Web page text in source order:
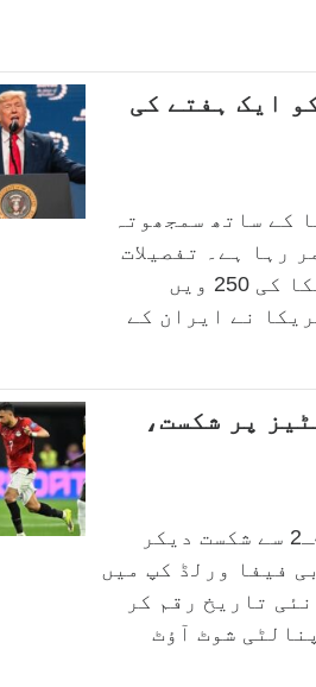
ایک ہفتے کی
کے ساتھ سمجھوتہ
رہا ہے۔ تفصیلات
کے مطابق ٹرمپ نے جنوبی ڈکوٹا ریاست میں امریکا کی 250 ویں
نے ایران کے
پر شکست،
سنسنی خیز مقابلے کے بعد پنالٹی شوٹ آؤٹ میں4ـ2 سے شکست دیکر
فیفا ورلڈ کپ میں
تاریخ رقم کر
شوٹ آؤٹ